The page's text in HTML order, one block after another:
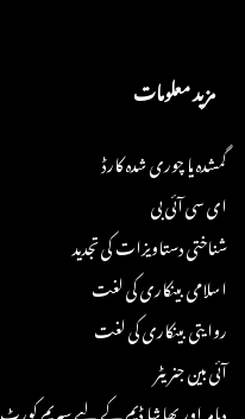
مزید معلومات
گمشدہ یا چوری شدہ کارڈ
ای سی آئی بی
شناختی دستاویزات کی تجدید
اسلامی بینکاری کی لغت
روایتی بینکاری کی لغت
آئی بین جنریٹر
دیامر اور بھاشا ڈیم کے لیے سپریم کورٹ